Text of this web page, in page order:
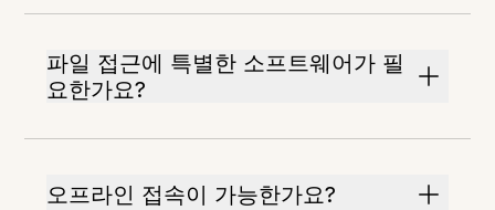
파일 접근에 특별한 소프트웨어가 필
요한가요?
오프라인 접속이 가능한가요?